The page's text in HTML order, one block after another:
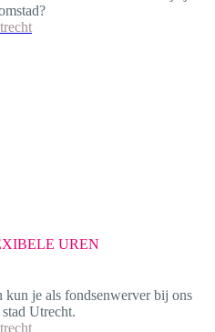
UREN
kun je als fondsenwerver bij ons
Utrecht.